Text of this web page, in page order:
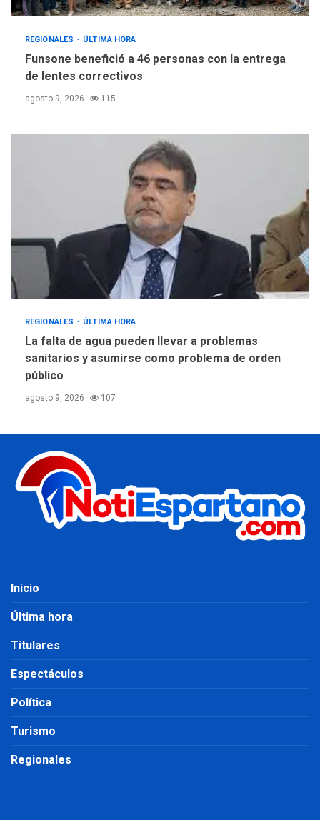
REGIONALES ÚLTIMA HORA
Funsone benefició a 46 personas con la entrega
de lentes correctivos
agosto 9, 2026 115
REGIONALES ÚLTIMA HORA
La falta de agua pueden llevar a problemas
sanitarios y asumirse como problema de orden
público
agosto 9, 2026 107
Inicio
Última hora
Titulares
Espectáculos
Política
Turismo
Regionales